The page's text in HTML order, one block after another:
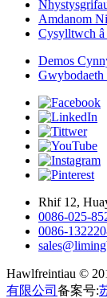
Amdanom Ni
Cysylltwch â
Demos
Rhif 12,
0086-025-
0086-
Hawlfreintiau ©
有限公司 备案号: